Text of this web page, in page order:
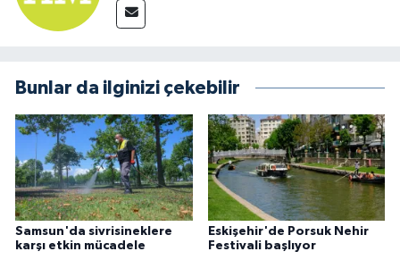
Bunlar da ilginizi çekebilir
Samsun'da sivrisineklere
karşı etkin mücadele
Eskişehir'de Porsuk Nehir
Festivali başlıyor